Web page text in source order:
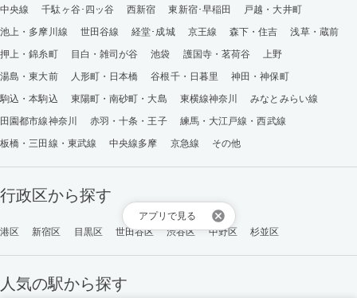
アプリで見る
中央線
千駄ヶ谷･四ッ谷 西新宿 東新宿･早稲田
戸越・大井町
池上・多摩川線
世田谷線 経堂･成城 京王線 森下・住吉
浅草・蔵前
押上・錦糸町
目白・雑司が谷 池袋 護国寺・茗荷谷
上野
湯島・東大前
人形町・日本橋 谷根千・日暮里
神田・神保町
駒込・本駒込
東陽町・南砂町・大島 東横線神奈川
みなとみらい線
田園都市線神奈川
赤羽・十条・王子
練馬・大江戸線・西武線
板橋・三田線・東武線
中央線多摩 京急線 その他
行政区から探す
港区 新宿区 目黒区 世田谷区 渋谷区 中野区 杉並区
人気の駅から探す